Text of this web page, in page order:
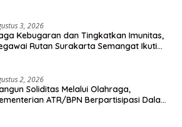
3, 2026
Kebugaran dan Tingkatkan Imunitas,
Rutan Surakarta Semangat Ikuti
2, 2026
Soliditas Melalui Olahraga,
ATR/BPN Berpartisipasi Dalam